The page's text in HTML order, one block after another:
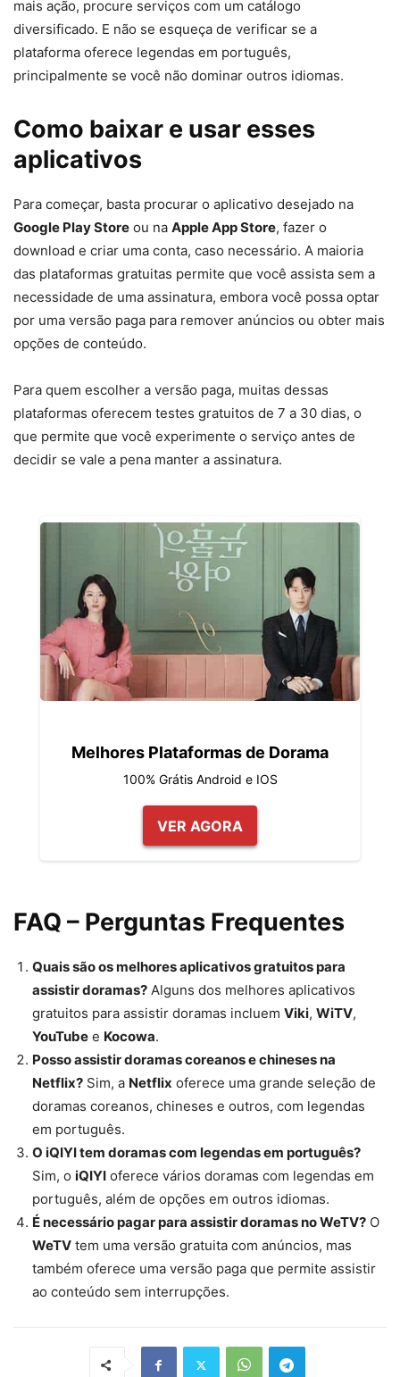
mais ação, procure serviços com um catálogo
diversificado. E não se esqueça de verificar se a
plataforma oferece legendas em português,
principalmente se você não dominar outros idiomas.
Como baixar e usar esses
aplicativos
Para começar, basta procurar o aplicativo desejado na
Google Play Store ou na Apple App Store, fazer o
download e criar uma conta, caso necessário. A maioria
das plataformas gratuitas permite que você assista sem a
necessidade de uma assinatura, embora você possa optar
por uma versão paga para remover anúncios ou obter mais
opções de conteúdo.
Para quem escolher a versão paga, muitas dessas
plataformas oferecem testes gratuitos de 7 a 30 dias, o
que permite que você experimente o serviço antes de
decidir se vale a pena manter a assinatura.
Melhores Plataformas de Dorama
100% Grátis Android e IOS
VER AGORA
FAQ – Perguntas Frequentes
Quais são os melhores aplicativos gratuitos para
assistir doramas? Alguns dos melhores aplicativos
gratuitos para assistir doramas incluem Viki, WiTV,
YouTube e Kocowa.
Posso assistir doramas coreanos e chineses na
Netflix? Sim, a Netflix oferece uma grande seleção de
doramas coreanos, chineses e outros, com legendas
em português.
O iQIYI tem doramas com legendas em português?
Sim, o iQIYI oferece vários doramas com legendas em
português, além de opções em outros idiomas.
É necessário pagar para assistir doramas no WeTV? O
WeTV tem uma versão gratuita com anúncios, mas
também oferece uma versão paga que permite assistir
ao conteúdo sem interrupções.